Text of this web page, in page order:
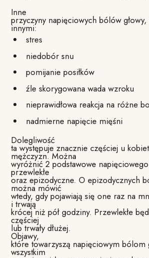
Inne
przyczyny napięciowych bólów
innymi:
stres
niedobór snu
pomijanie posiłków
źle skorygowana wada wzroku
nieprawidłowa reakcja na różne
nadmierne napięcie mięśni
Dolegliwość
ta występuje znacznie częściej u
mężczyzn. Można
wyróżnić 2 podstawowe
przewlekłe
oraz epizodyczne. O epizodycznych
można mówić
wtedy, gdy pojawiają się one raz na
i trwają
krócej niż pół godziny. Przewlekłe
częściej
lub trwały dłużej.
Objawy,
które towarzyszą napięciowym bólom
wszystkim